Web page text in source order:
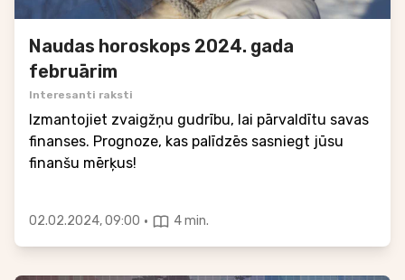
Naudas horoskops 2024. gada
februārim
Interesanti raksti
Izmantojiet zvaigžņu gudrību, lai pārvaldītu savas
finanses. Prognoze, kas palīdzēs sasniegt jūsu
finanšu mērķus!
02.02.2024, 09:00 · 4 min.